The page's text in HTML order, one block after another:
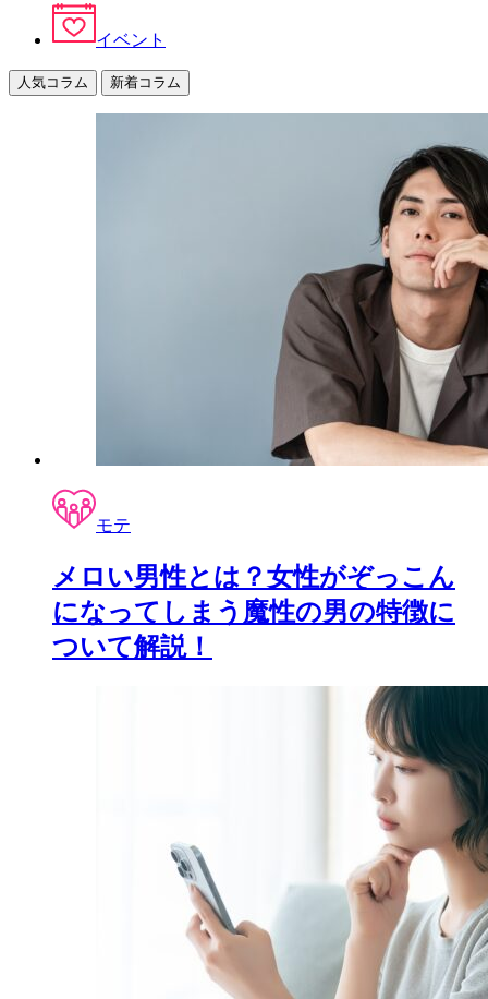
イベント
人気コラム 新着コラム
モテ
メロい男性とは？女性がぞっこん
になってしまう魔性の男の特徴に
ついて解説！